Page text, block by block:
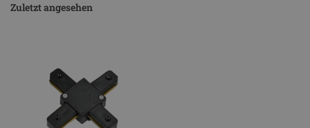
Zuletzt angesehen